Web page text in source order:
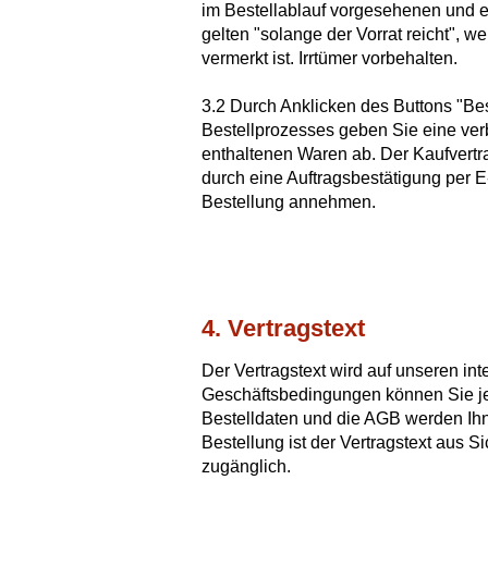
im Bestellablauf vorgesehenen und
gelten "solange der Vorrat reicht",
vermerkt ist. Irrtümer vorbehalten.
3.2 Durch Anklicken des Buttons
Bestellprozesses geben Sie eine
enthaltenen Waren ab. Der
durch eine Auftragsbestätigung per
Bestellung annehmen.
4. Vertragstext
Der Vertragstext wird auf unseren
Geschäftsbedingungen können Sie
Bestelldaten und die AGB werden
Bestellung ist der Vertragstext aus
zugänglich.